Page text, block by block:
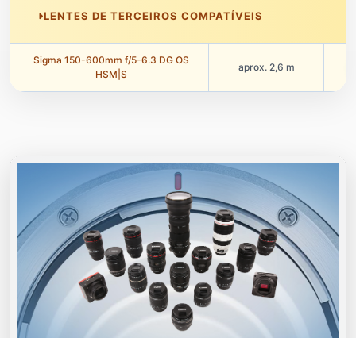
LENTES DE TERCEIROS COMPATÍVEIS
Sigma 150-600mm f/5-6.3 DG OS
HSM|S
aprox. 2,6 m